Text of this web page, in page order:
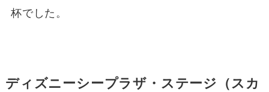
杯でした。
ディズニーシープラザ・ステージ（スカ